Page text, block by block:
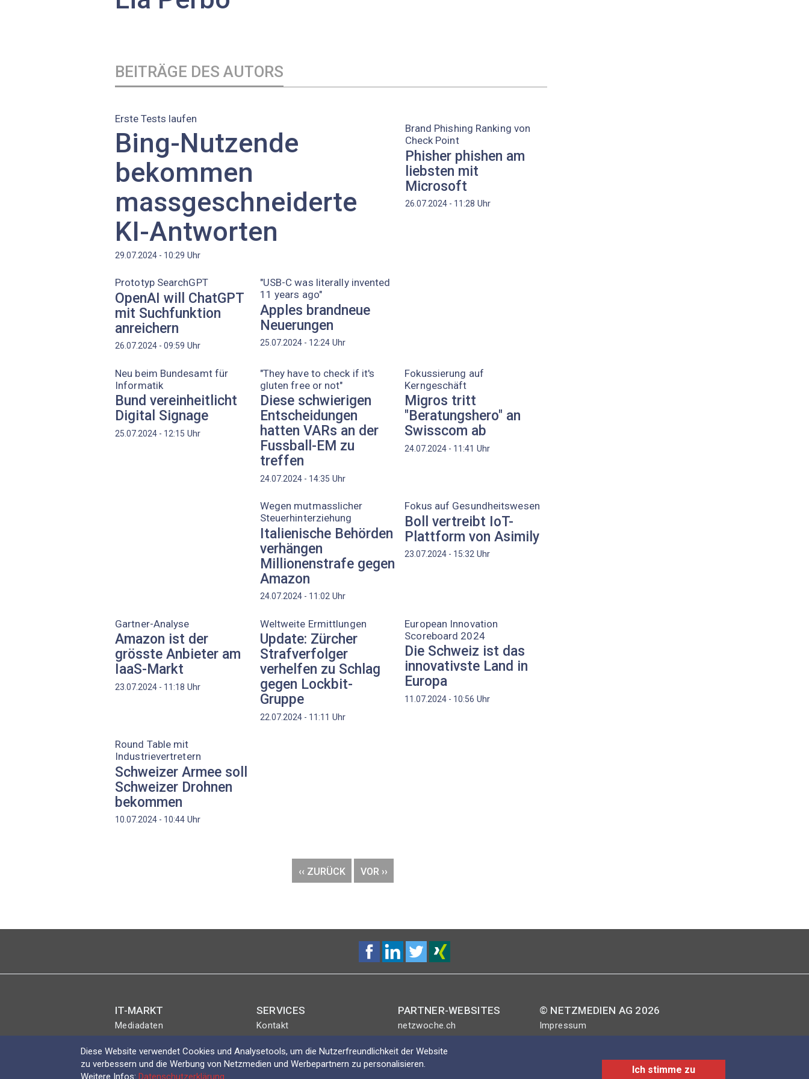
BEITRÄGE DES AUTORS
Erste Tests laufen
Bing-Nutzende
bekommen
massgeschneiderte
KI-Antworten
29.07.2024 - 10:29 Uhr
Brand Phishing Ranking von
Check Point
Phisher phishen am
liebsten mit
Microsoft
26.07.2024 - 11:28 Uhr
Prototyp SearchGPT
OpenAI will ChatGPT
mit Suchfunktion
anreichern
26.07.2024 - 09:59 Uhr
"USB-C was literally invented
11 years ago"
Apples brandneue
Neuerungen
25.07.2024 - 12:24Uhr
Neu beim Bundesamt für
Informatik
Bund vereinheitlicht
Digital Signage
25.07.2024 - 12:15 Uhr
"They have to check if it's
gluten free or not"
Diese schwierigen
Entscheidungen
hatten VARs an der
Fussball-EM zu
treffen
24.07.2024 - 14:35 Uhr
Fokussierung auf
Kerngeschäft
Migros tritt
"Beratungshero" an
Swisscom ab
24.07.2024 - 11:41 Uhr
Wegen mutmasslicher
Steuerhinterziehung
Italienische Behörden
verhängen
Millionenstrafe gegen
Amazon
24.07.2024 - 11:02Uhr
Fokus auf Gesundheitswesen
Boll vertreibt IoT-
Plattform von Asimily
23.07.2024 - 15:32 Uhr
Gartner-Analyse
Amazon ist der
grösste Anbieter am
IaaS-Markt
23.07.2024 - 11:18 Uhr
Weltweite Ermittlungen
Update: Zürcher
Strafverfolger
verhelfen zu Schlag
gegen Lockbit-
Gruppe
22.07.2024 - 11:11 Uhr
European Innovation
Scoreboard 2024
Die Schweiz ist das
innovativste Land in
Europa
11.07.2024 - 10:56 Uhr
Round Table mit
Industrievertretern
Schweizer Armee soll
Schweizer Drohnen
bekommen
10.07.2024 - 10:44 Uhr
VORHERIGE
‹‹ ZURÜCK
NÄCHSTE
VOR ››
IT-MARKT
Mediadaten
Shop
SERVICES
Kontakt
Login
PARTNER-WEBSITES
netzwoche.ch
netzmedien.ch
© NETZMEDIEN AG 2026
Impressum
Nutzungsbestimmungen
Diese Website verwendet Cookies und Analysetools, um die Nutzerfreundlichkeit der Website
zu verbessern und die Werbung von Netzmedien und Werbepartnern zu personalisieren.
Weitere Infos:Datenschutzerklärung
Ich stimme zu